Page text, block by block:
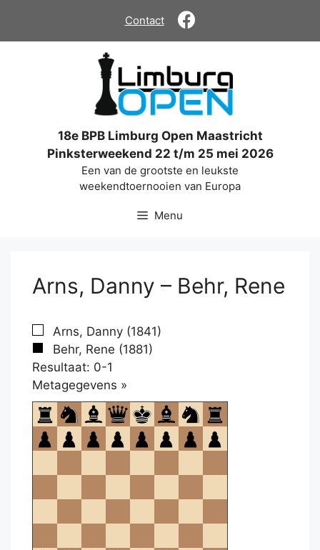
de
Contact
18e BPB Limburg Open Maastricht
Pinksterweekend 22 t/m 25 mei 2026
Een van de grootste en leukste
weekendtoernooien van Europa
Menu
Arns, Danny – Behr, Rene
Arns, Danny (1841)
Behr, Rene (1881)
Resultaat: 0-1
Metagegevens »
om
te
openen.